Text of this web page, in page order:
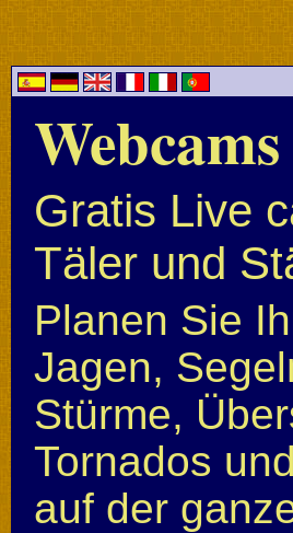
Gratis Live
Täler und
Planen Sie
Jagen,
Stürme,
Tornados
auf der